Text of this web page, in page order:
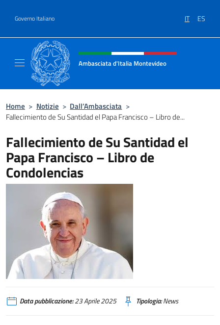
Governo Italiano IT ES
Intestazione sito, social e menù
Ambasciata d'Italia Montevideo
Home > Notizie > Dall’Ambasciata >
Fallecimiento de Su Santidad el Papa Francisco – Libro de...
Fallecimiento de Su Santidad el
Papa Francisco – Libro de
Condolencias
Data pubblicazione:23 Aprile 2025 Tipologia:News